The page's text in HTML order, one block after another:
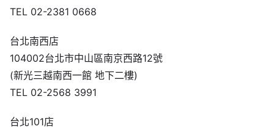
TEL 02-2381 0668
台北南西店
104002台北市中山區南京西路12號
(新光三越南西一館 地下二樓)
TEL 02-2568 3991
台北101店